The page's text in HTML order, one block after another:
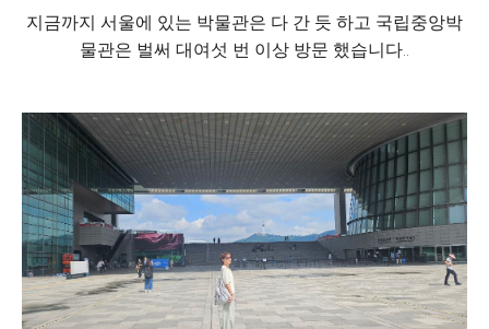
지금까지 서울에 있는 박물관은 다 간 듯 하고 국립중앙박
물관은 벌써 대여섯 번 이상 방문 했습니다..